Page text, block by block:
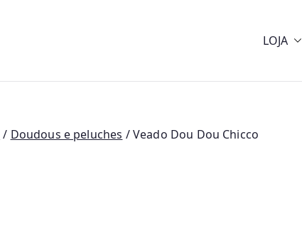
LOJA
/ Doudous e peluches / Veado Dou Dou Chicco